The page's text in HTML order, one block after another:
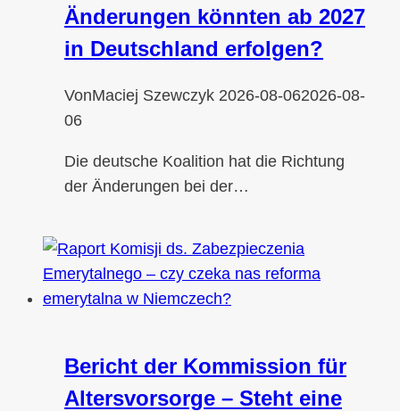
Änderungen könnten ab 2027
in Deutschland erfolgen?
VonMaciej Szewczyk 2026-08-062026-08-
06
Die deutsche Koalition hat die Richtung
der Änderungen bei der…
Bericht der Kommission für
Altersvorsorge – Steht eine